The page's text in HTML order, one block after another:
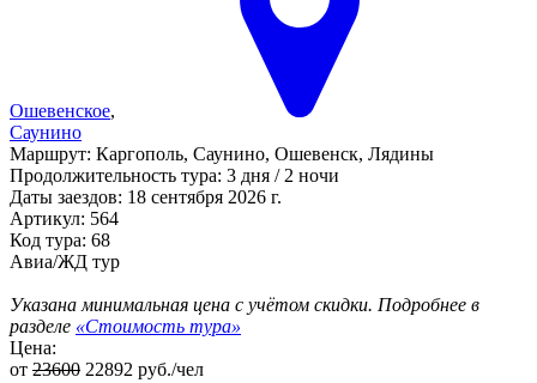
Ошевенское,
Саунино
Маршрут: Каргополь, Саунино, Ошевенск, Лядины
Продолжительность тура: 3 дня / 2 ночи
Даты заездов: 18 сентября 2026 г.
Артикул: 564
Код тура: 68
Авиа/ЖД тур
Указана минимальная цена с учётом скидки. Подробнее в
разделе «Стоимость тура»
Цена:
от 23600 22892 руб./чел